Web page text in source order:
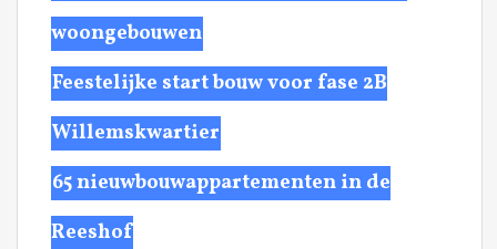
woongebouwen
Feestelijke start bouw voor fase 2B
Willemskwartier
65 nieuwbouwappartementen in de
Reeshof